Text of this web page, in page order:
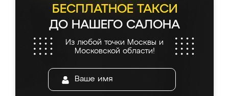
БЕСПЛАТНОЕ ТАКСИ
ДО НАШЕГО САЛОНА
Из любой точки Москвы и
Московской области!